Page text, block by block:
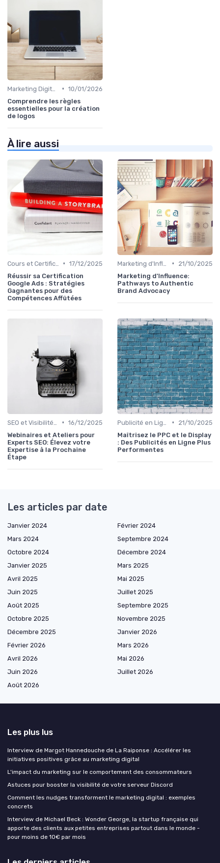
• 10/01/2026
Comprendre les règles
essentielles pour la création
de logos
À lire aussi
• 17/12/2025
Réussir sa Certification
Google Ads : Stratégies
Gagnantes pour des
Compétences Affûtées
•
21/10/2025
Marketing d'Influence:
Pathways to Authentic
Brand Advocacy
• 16/12/2025
Webinaires et Ateliers pour
Experts SEO: Élevez votre
Expertise à la Prochaine
Étape
•
21/10/2025
Maîtrisez le PPC et le Display
: Des Publicités en Ligne Plus
Performentes
Les articles par date
Janvier 2024
Février 2024
Mars 2024
Septembre 2024
Octobre 2024
Décembre 2024
Janvier 2025
Mars 2025
Avril 2025
Mai 2025
Juin 2025
Juillet 2025
Août 2025
Septembre 2025
Octobre 2025
Novembre 2025
Décembre 2025
Janvier 2026
Février 2026
Mars 2026
Avril 2026
Mai 2026
Juin 2026
Juillet 2026
Août 2026
Les plus lus
Interview de Margot Hannedouche de La Raiponse : Accélérer les
initiatives positives grâce au marketing digital
L'impact du marketing sur le comportement des consommateurs
Astuces pour booster la visibilité de votre serveur Discord
Comment les nudges transforment le marketing digital : exemples
concrets
Interview de Michael Beck : Wonder George, la startup française qui
apporte des clients aux petites entreprises partout dans le monde -
pour moins de 10€ par mois